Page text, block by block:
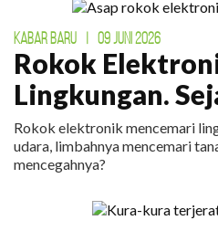
KABAR BARU 09 JUNI 2026
Rokok
Lingkungan.
Rokok elektronik mencemari
udara, limbahnya mencemari
mencegahnya?